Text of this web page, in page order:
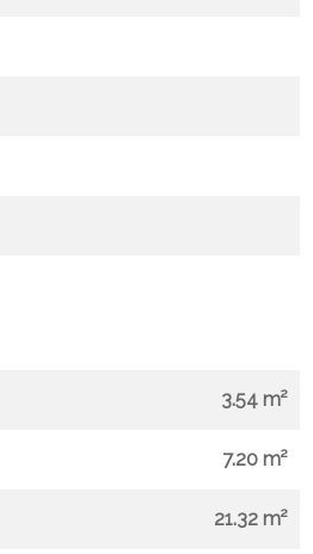
3.54 m²
7.20 m²
21.32 m²